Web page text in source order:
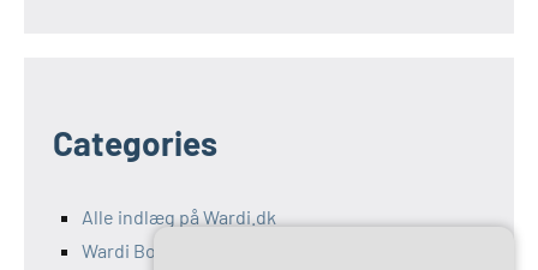
Categories
Alle indlæg på Wardi.dk
Wardi Bolig